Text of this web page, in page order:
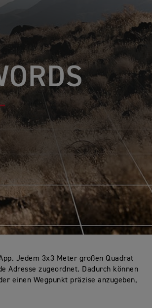
Jedem 3x3 Meter großen Quadrat
Adresse zugeordnet. Dadurch können
einen Wegpunkt präzise anzugeben,